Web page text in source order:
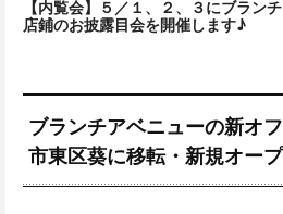
【内覧会】５／１、２、３にブラン
店鋪のお披露目会を開催します♪
ブランチアベニューの新オ
市東区葵に移転・新規オー